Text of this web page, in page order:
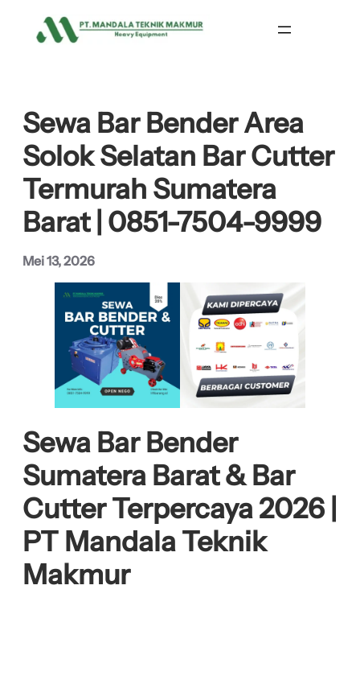
Sewa Bar Bender Area
Solok Selatan Bar Cutter
Termurah Sumatera
Barat | 0851-7504-9999
Mei 13, 2026
Sewa Bar Bender
Sumatera Barat & Bar
Cutter Terpercaya 2026 |
PT Mandala Teknik
Makmur